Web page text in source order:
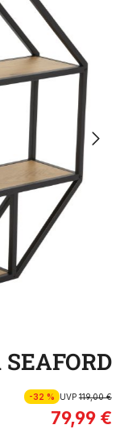
-32 % UVP119,00 €
79,99 €